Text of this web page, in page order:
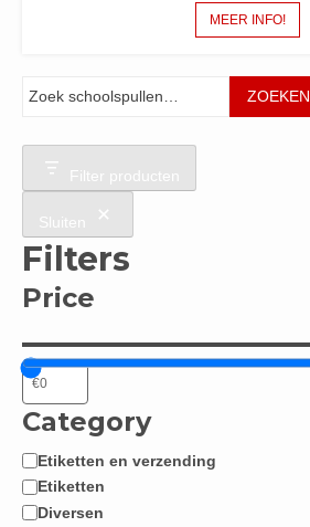
MEER INFO!
ZOEKEN
Filter producten
Sluiten
Filters
Price
Category
Categorie
Etiketten en verzending
Etiketten
Diversen